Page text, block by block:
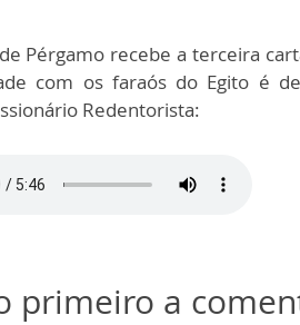
Pérgamo recebe a terceira
com os faraós do Egito é
Redentorista:
primeiro a